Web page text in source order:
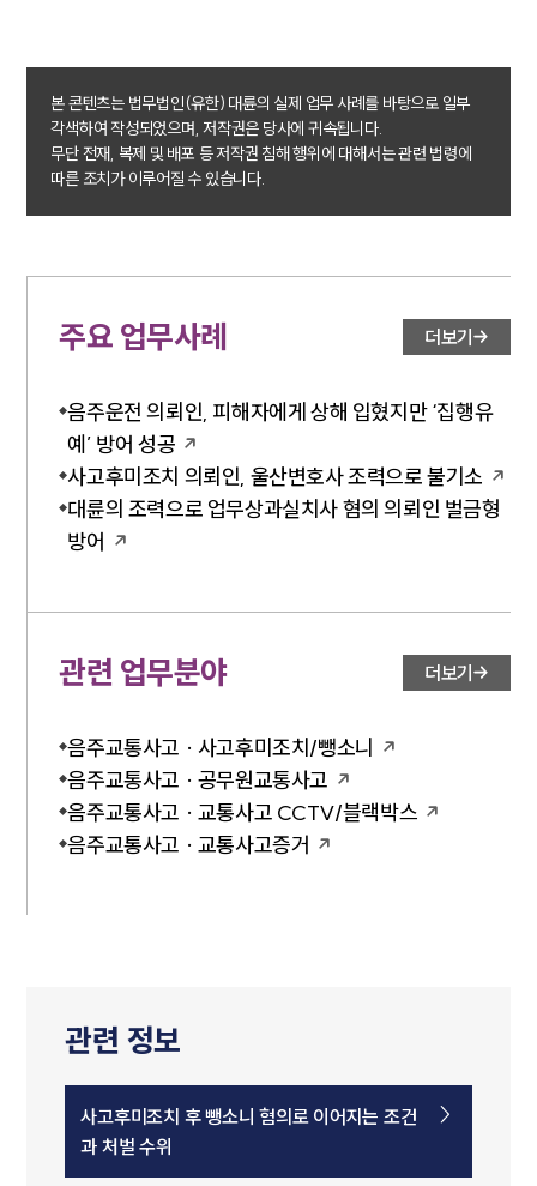
음주운전·교통사고전문변호사추천
소식/자료
언론보도
법률 블로그
뉴스레터/브로슈어
대륜법률상담예약
대륜법률상담예약
본 콘텐츠는 법무법인(유한) 대륜의 실제 업무 사례를 바탕으로 일부
각색하여 작성되었으며, 저작권은 당사에 귀속됩니다.
무단 전재, 복제 및 배포 등 저작권 침해 행위에 대해서는 관련 법령에
따른 조치가 이루어질 수 있습니다.
주요 업무사례 더보기
음주운전 의뢰인, 피해자에게 상해 입혔지만 ‘집행유
예’ 방어 성공
사고후미조치 의뢰인, 울산변호사 조력으로 불기소
대륜의 조력으로 업무상과실치사 혐의 의뢰인 벌금형
방어
관련 업무분야 더보기
음주교통사고 · 사고후미조치/뺑소니
음주교통사고 · 공무원교통사고
음주교통사고 · 교통사고 CCTV/블랙박스
음주교통사고 · 교통사고증거
관련 정보
사고후미조치 후 뺑소니 혐의로 이어지는 조건
과 처벌 수위